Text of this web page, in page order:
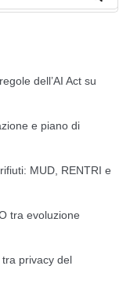
dell’AI Act su
e piano di
MUD, RENTRI e
tra evoluzione
privacy del